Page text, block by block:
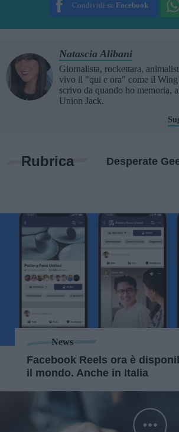
Condividi su Facebook
Natascia Alibani
Giornalista, rockettara,
vivo il "qui e ora" come il Wing
scrivo da quando ho memoria,
Union Jack.
Rubrica Desperate
News
Facebook Reels ora è
il mondo. Anche in Italia